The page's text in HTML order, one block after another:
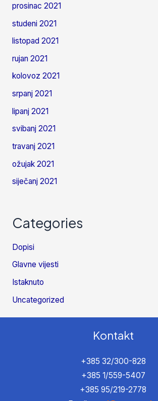
prosinac 2021
studeni 2021
listopad 2021
rujan 2021
kolovoz 2021
srpanj 2021
lipanj 2021
svibanj 2021
travanj 2021
ožujak 2021
siječanj 2021
Categories
Dopisi
Glavne vijesti
Istaknuto
Uncategorized
Kontakt
+385 32/300-828
+385 1/559-5407
+385 95/219-2778